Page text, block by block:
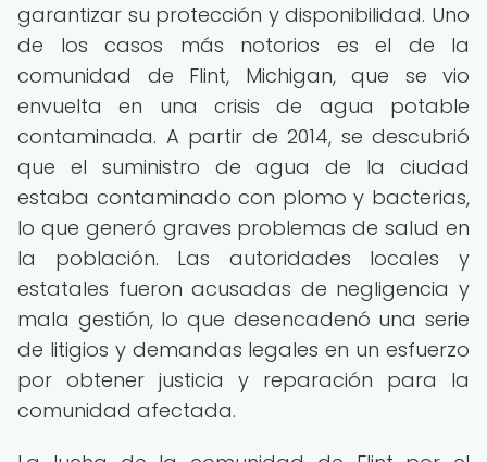
garantizar su protección y disponibilidad. Uno
de los casos más notorios es el de la
comunidad de Flint, Michigan, que se vio
envuelta en una crisis de agua potable
contaminada. A partir de 2014, se descubrió
que el suministro de agua de la ciudad
estaba contaminado con plomo y bacterias,
lo que generó graves problemas de salud en
la población. Las autoridades locales y
estatales fueron acusadas de negligencia y
mala gestión, lo que desencadenó una serie
de litigios y demandas legales en un esfuerzo
por obtener justicia y reparación para la
comunidad afectada.